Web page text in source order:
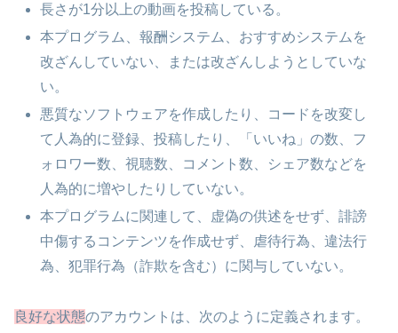
長さが1分以上の動画を投稿している。
本プログラム、報酬システム、おすすめシステムを
改ざんしていない、または改ざんしようとしていな
い。
悪質なソフトウェアを作成したり、コードを改変し
て人為的に登録、投稿したり、「いいね」の数、フ
ォロワー数、視聴数、コメント数、シェア数などを
人為的に増やしたりしていない。
本プログラムに関連して、虚偽の供述をせず、誹謗
中傷するコンテンツを作成せず、虐待行為、違法行
為、犯罪行為（詐欺を含む）に関与していない。
良好な状態のアカウントは、次のように定義されます。